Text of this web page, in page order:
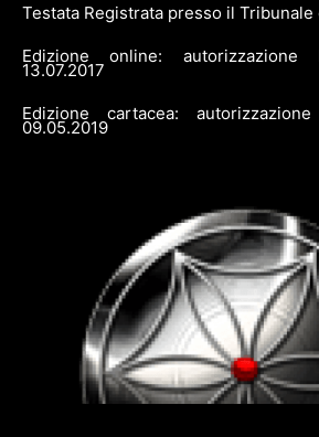
Testata Registrata presso il Tribunale
Edizione online: autorizzazione
13.07.2017
Edizione cartacea:
09.05.2019